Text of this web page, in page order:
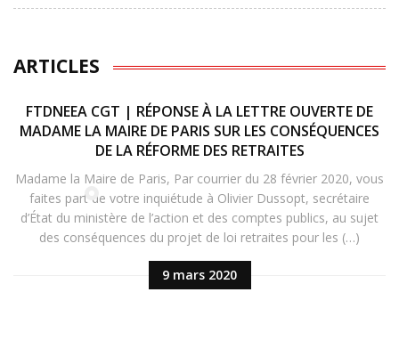
ARTICLES
9 mars 2020
FTDNEEA CGT | RÉPONSE À LA LETTRE OUVERTE DE
MADAME LA MAIRE DE PARIS SUR LES CONSÉQUENCES
DE LA RÉFORME DES RETRAITES
Madame la Maire de Paris, Par courrier du 28 février 2020, vous
faites part de votre inquiétude à Olivier Dussopt, secrétaire
d’État du ministère de l’action et des comptes publics, au sujet
des conséquences du projet de loi retraites pour les (…)